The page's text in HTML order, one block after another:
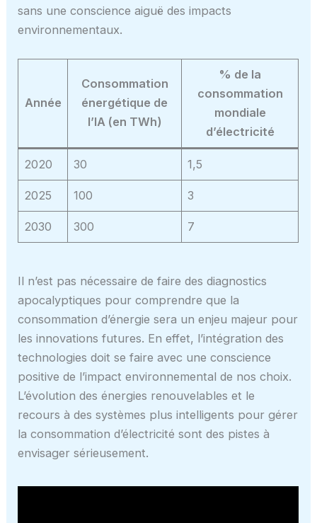
sans une conscience aiguë des impacts
environnementaux.
Année
Consommation
énergétique de
l’IA (en TWh)
% de la
consommation
mondiale
d’électricité
2020 30 1,5
2025 100 3
2030 300 7
Il n’est pas nécessaire de faire des diagnostics
apocalyptiques pour comprendre que la
consommation d’énergie sera un enjeu majeur pour
les innovations futures. En effet, l’intégration des
technologies doit se faire avec une conscience
positive de l’impact environnemental de nos choix.
L’évolution des énergies renouvelables et le
recours à des systèmes plus intelligents pour gérer
la consommation d’électricité sont des pistes à
envisager sérieusement.